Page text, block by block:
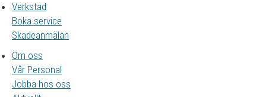
Verkstad
Boka service
Skadeanmälan
Om oss
Vår Personal
Jobba hos oss